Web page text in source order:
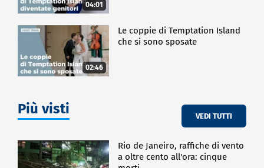
04:01
02:46
Le coppie di Temptation Island
che si sono sposate
Più visti VEDI TUTTI
Rio de Janeiro, raffiche di vento
a oltre cento all'ora: cinque